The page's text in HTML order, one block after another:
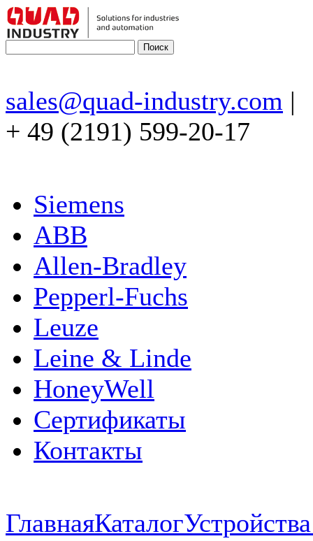
sales@quad-industry.com |
+ 49 (2191) 599-20-17
Siemens
ABB
Allen-Bradley
Pepperl-Fuchs
Leuze
Leine & Linde
HoneyWell
Сертификаты
Контакты
ГлавнаяКаталог